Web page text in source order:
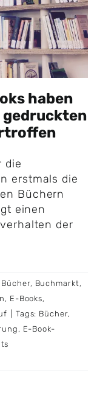
haben
gedruckten
die
erstmals die
Büchern
einen
der
Bücher, Buchmarkt,
, E-Books,
Tags: Bücher,
, E-Book-